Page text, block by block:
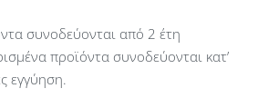
συνοδεύονται από 2 έτη
προϊόντα συνοδεύονται κατ’
εγγύηση.